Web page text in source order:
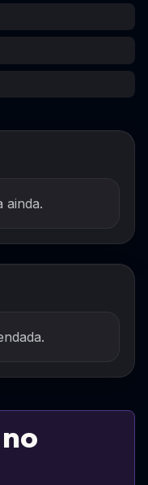
ainda.